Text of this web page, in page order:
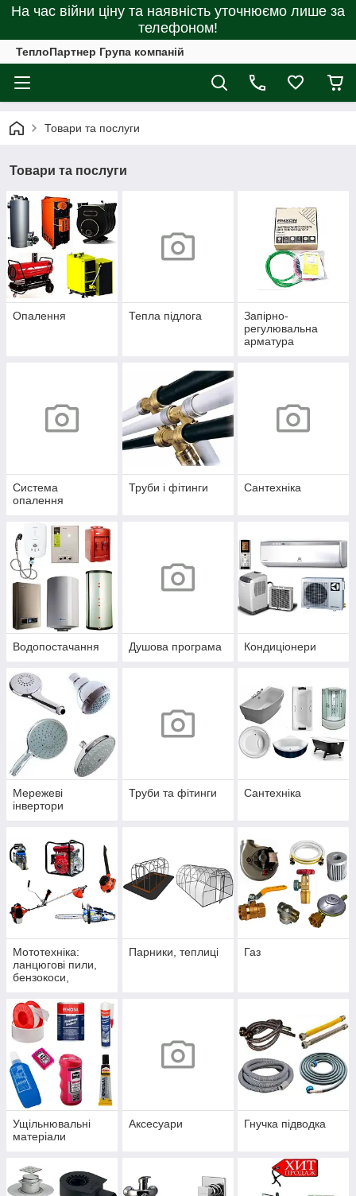
На час війни ціну та наявність уточнюємо лише за
телефоном!
ТеплоПартнер Група компаній
Товари та послуги
Товари та послуги
Опалення Тепла підлога
Запірно-
регулювальна
арматура
Система
опалення
Труби і фітинги Сантехніка
Водопостачання Душова програма Кондиціонери
Мережеві
інвертори
Труби та фітинги Сантехніка
Мототехніка:
ланцюгові пили,
бензокоси,
повітродувки
Парники, теплиці Газ
Ущільнювальні
матеріали
Аксесуари Гнучка підводка